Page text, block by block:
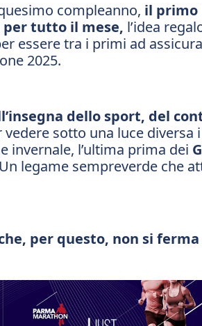
compleanno, il primo
per tutto il mese, l’idea
essere tra i primi ad
2025.
dello sport, del
sotto una luce diversa
invernale, l’ultima prima dei
legame sempreverde che
per questo, non si